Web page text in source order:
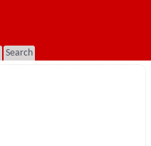
Search